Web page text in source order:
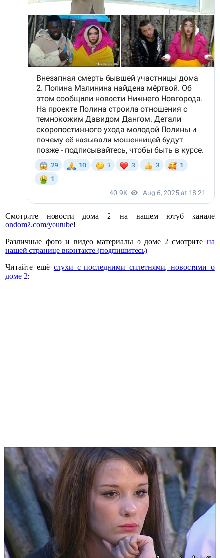
Смотрите новости дома 2 на нашем ютуб канале
ondom2.com/youtube!
Различные фото и видео материалы о доме 2 смотрите на
нашей странице вконтакте (подпишитесь)
Читайте ещё слухи с последними сплетнями, новостями о
доме 2: